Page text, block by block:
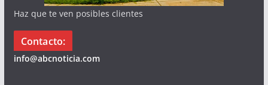
Haz que te ven posibles clientes
Contacto:
info@abcnoticia.com